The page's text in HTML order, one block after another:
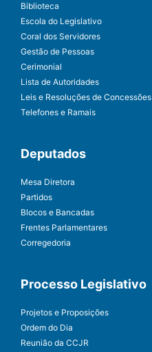
Biblioteca
Escola do Legislativo
Coral dos Servidores
Gestão de Pessoas
Cerimonial
Lista de Autoridades
Leis e Resoluções de Concessões
Telefones e Ramais
Deputados
Mesa Diretora
Partidos
Blocos e Bancadas
Frentes Parlamentares
Corregedoria
Processo Legislativo
Projetos e Proposições
Ordem do Dia
Reunião da CCJR